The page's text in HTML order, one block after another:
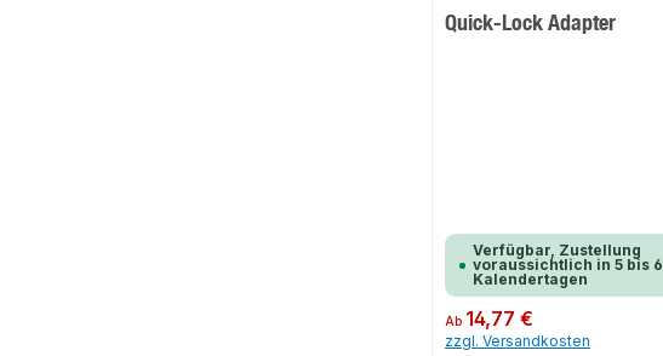
Quick-Lock Adapter
Verfügbar, Zustellung
voraussichtlich in 5 bis 6
Kalendertagen
Regulärer Preis:
Ab 14,77 €
zzgl. Versandkosten